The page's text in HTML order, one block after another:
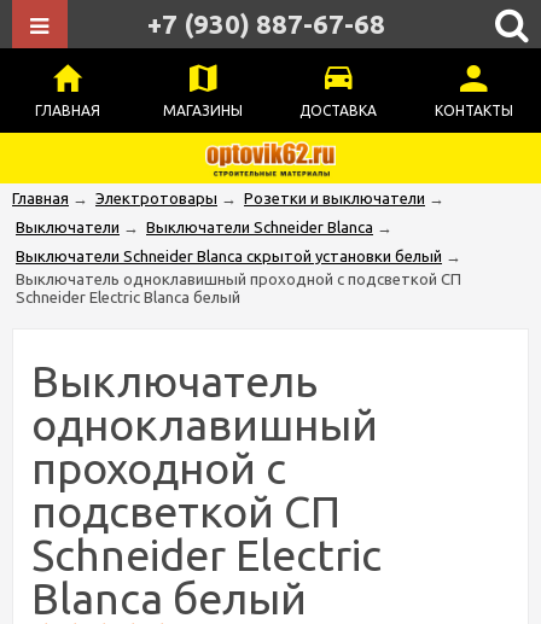
ГЛАВНАЯ МАГАЗИНЫ ДОСТАВКА КОНТАКТЫ
+7 (930) 887-67-68
Главная → Электротовары → Розетки и выключатели →
Выключатели → Выключатели Schneider Blanca →
Выключатели Schneider Blanca скрытой установки белый →
Выключатель одноклавишный проходной с подсветкой СП
Schneider Electric Blanca белый
Выключатель
одноклавишный
проходной с
подсветкой СП
Schneider Electric
Blanca белый